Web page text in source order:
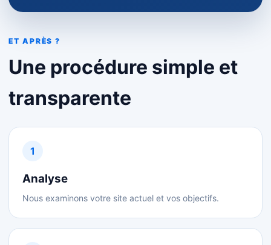
ET APRÈS ?
Une procédure simple et
transparente
1
Analyse
Nous examinons votre site actuel et vos objectifs.